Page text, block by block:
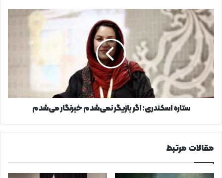
ستاره
اسکندری:
اگر
بازیگر
نمی‌شدم
خبرنگار
می‌شدم
ستاره اسکندری: اگر بازیگر نمی‌شدم خبرنگار می‌شدم
مقالات مرتبط